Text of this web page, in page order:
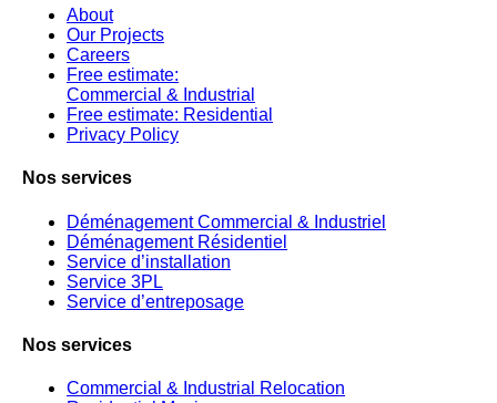
About
Our Projects
Careers
Free estimate:
Commercial & Industrial
Free estimate: Residential
Privacy Policy
Nos services
Déménagement Commercial & Industriel
Déménagement Résidentiel
Service d’installation
Service 3PL
Service d’entreposage
Nos services
Commercial & Industrial Relocation